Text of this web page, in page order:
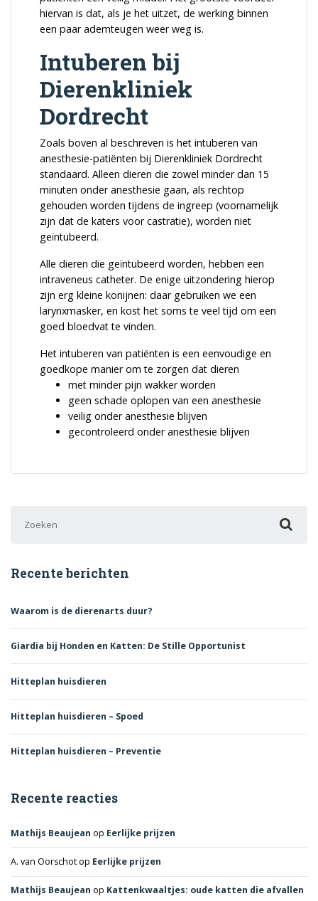
hiervan is dat, als je het uitzet, de werking binnen
een paar ademteugen weer weg is.
Intuberen bij
Dierenkliniek
Dordrecht
Zoals boven al beschreven is het intuberen van
anesthesie-patiënten bij Dierenkliniek Dordrecht
standaard. Alleen dieren die zowel minder dan 15
minuten onder anesthesie gaan, als rechtop
gehouden worden tijdens de ingreep (voornamelijk
zijn dat de katers voor castratie), worden niet
geïntubeerd.
Alle dieren die geïntubeerd worden, hebben een
intraveneus catheter. De enige uitzondering hierop
zijn erg kleine konijnen: daar gebruiken we een
larynxmasker, en kost het soms te veel tijd om een
goed bloedvat te vinden.
Het intuberen van patiënten is een eenvoudige en
goedkope manier om te zorgen dat dieren
met minder pijn wakker worden
geen schade oplopen van een anesthesie
veilig onder anesthesie blijven
gecontroleerd onder anesthesie blijven
Recente berichten
Waarom is de dierenarts duur?
Giardia bij Honden en Katten: De Stille Opportunist
Hitteplan huisdieren
Hitteplan huisdieren – Spoed
Hitteplan huisdieren – Preventie
Recente reacties
Mathijs Beaujean op Eerlijke prijzen
A. van Oorschot op Eerlijke prijzen
Mathijs Beaujean op Kattenkwaaltjes: oude katten die afvallen